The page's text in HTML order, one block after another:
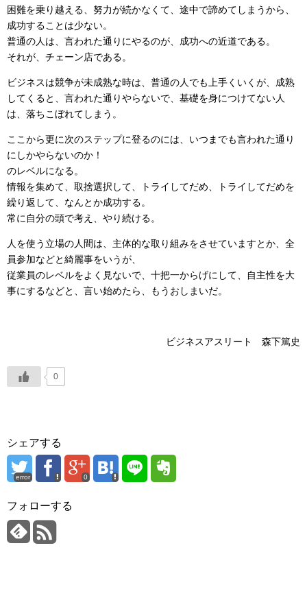
困難を乗り越える、努力が続かなくて、途中で諦めてしまうから、
成功することは少ない。
普通の人は、言われた通りにやるのが、成功への近道である。
それが、チェーン店である。
ビジネスは競争が未成熟な時は、普通の人でも上手くいくが、成熟
してくると、言われた通りやらないで、基礎を身につけてない人
は、落ちこぼれてしまう。
ここから更に次のステップに登るのには、いつまでも言われた通り
にしかやらないのか！
のレベルになる。
情報を集めて、取捨選択して、トライしてだめ、トライしてだめを
繰り返して、なんとか成功する。
常に自分の頭で考え、やり続ける。
人を使う立場の人間は、主体的な取り組みをさせていますとか、全
員参加などと綺麗事をいうが、
従業員のレベルをよく見ないで、十把一からげにして、自主性を大
事にするなどと、言い始めたら、もうおしまいだ。
ビジネスアスリート 森下篤史
0
シェアする
error 0
フォローする